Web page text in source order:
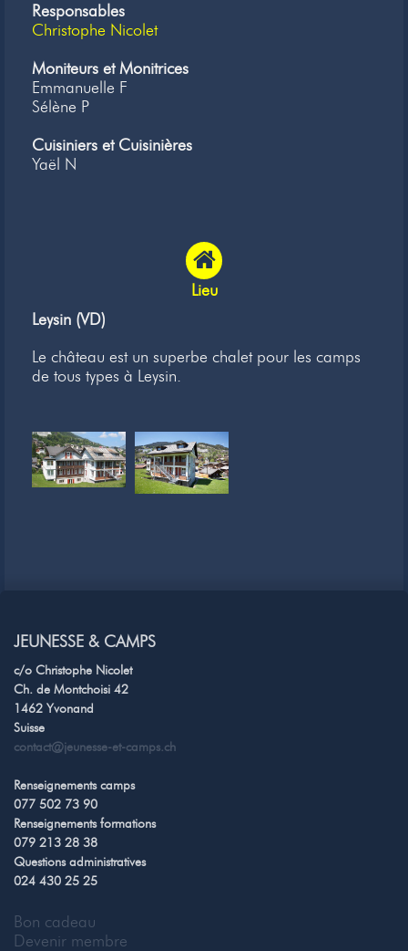
Responsables
Christophe Nicolet
Moniteurs et Monitrices
Emmanuelle F
Sélène P
Cuisiniers et Cuisinières
Yaël N
Lieu
Leysin (VD)
Le château est un superbe chalet pour les camps
de tous types à Leysin.
JEUNESSE & CAMPS
c/o Christophe Nicolet
Ch. de Montchoisi 42
1462 Yvonand
Suisse
contact@jeunesse-et-camps.ch
Renseignements camps
077 502 73 90
Renseignements formations
079 213 28 38
Questions administratives
024 430 25 25
Bon cadeau
Devenir membre